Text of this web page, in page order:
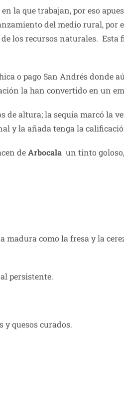
la que trabajan, por eso
del medio rural, por
los recursos naturales.
o pago San Andrés donde
la han convertido en un
de altura; la sequia marcó la
y la añada tenga la
deArbocalaun tinto
como la fresa y la
persistente.
y quesos curados.